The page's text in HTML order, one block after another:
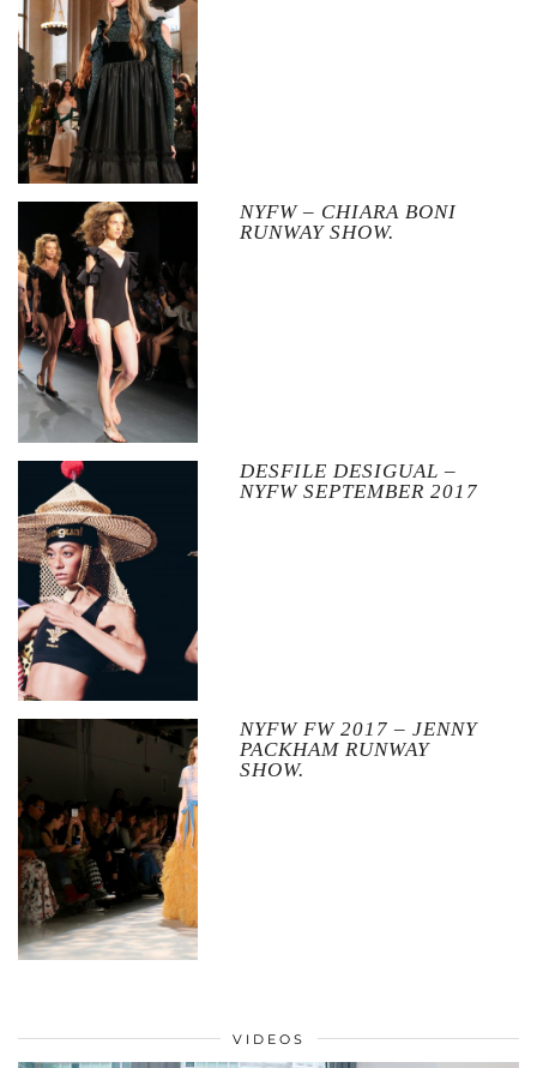
NYFW – CHIARA BONI
RUNWAY SHOW.
DESFILE DESIGUAL –
NYFW SEPTEMBER 2017
NYFW FW 2017 – JENNY
PACKHAM RUNWAY
SHOW.
VIDEOS